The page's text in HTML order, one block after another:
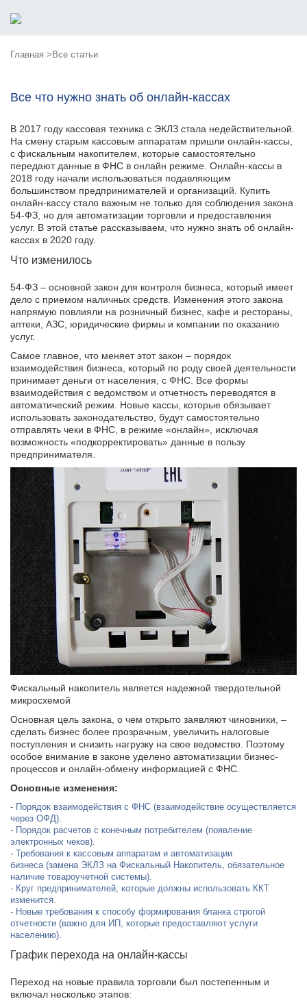
Главная > Все статьи
Все что нужно знать об онлайн-кассах
В 2017 году кассовая техника с ЭКЛЗ стала недействительной.
На смену старым кассовым аппаратам пришли онлайн-кассы,
с фискальным накопителем, которые самостоятельно
передают данные в ФНС в онлайн режиме. Онлайн-кассы в
2018 году начали использоваться подавляющим
большинством предпринимателей и организаций. Купить
онлайн-кассу стало важным не только для соблюдения закона
54-ФЗ, но для автоматизации торговли и предоставления
услуг. В этой статье рассказываем, что нужно знать об онлайн-
кассах в 2020 году.
Что изменилось
54-ФЗ – основной закон для контроля бизнеса, который имеет
дело с приемом наличных средств. Изменения этого закона
напрямую повлияли на розничный бизнес, кафе и рестораны,
аптеки, АЗС, юридические фирмы и компании по оказанию
услуг.
Самое главное, что меняет этот закон – порядок
взаимодействия бизнеса, который по роду своей деятельности
принимает деньги от населения, с ФНС. Все формы
взаимодействия с ведомством и отчетность переводятся в
автоматический режим. Новые кассы, которые обязывает
использовать законодательство, будут самостоятельно
отправлять чеки в ФНС, в режиме «онлайн», исключая
возможность «подкорректировать» данные в пользу
предпринимателя.
Фискальный накопитель является надежной твердотельной
микросхемой
Основная цель закона, о чем открыто заявляют чиновники, –
сделать бизнес более прозрачным, увеличить налоговые
поступления и снизить нагрузку на свое ведомство. Поэтому
особое внимание в законе уделено автоматизации бизнес-
процессов и онлайн-обмену информацией с ФНС.
Основные изменения:
Порядок взаимодействия с ФНС (взаимодействие осуществляется
через ОФД).
Порядок расчетов с конечным потребителем (появление
электронных чеков).
Требования к кассовым аппаратам и автоматизации
бизнеса (замена ЭКЛЗ на Фискальный Накопитель, обязательное
наличие товароучетной системы).
Круг предпринимателей, которые должны использовать ККТ
изменится.
Новые требования к способу формирования бланка строгой
отчетности (важно для ИП, которые предоставляют услуги
населению).
График перехода на онлайн-кассы
Переход на новые правила торговли был постепенным и
включал несколько этапов: